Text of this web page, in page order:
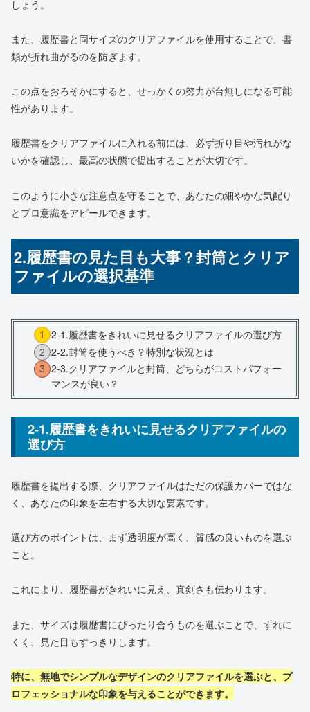
しょう。
また、履歴書と同サイズのクリアファイルを使用することで、書
類が折れ曲がるのを防ぎます。
この点をおろそかにすると、せっかくの努力が台無しになる可能
性があります。
履歴書をクリアファイルに入れる前には、必ず折り目や汚れがな
いかを確認し、最高の状態で提出することが大切です。
このように小さな注意点を守ることで、あなたの細やかな気配り
とプロ意識をアピールできます。
2.履歴書の見た目も大事？封筒とクリア
ファイルの選択基準
2-1.履歴書をきれいに見せるクリアファイルの選び方
2-2.封筒を使うべき？特別な状況とは
2-3.クリアファイルと封筒、どちらがコストパフォー
マンスが良い？
2-1.履歴書をきれいに見せるクリアファイルの
選び方
履歴書を提出する際、クリアファイルはただの保護カバーではな
く、あなたの印象を左右する大切な要素です。
選び方のポイントは、まず透明度が高く、質感の良いものを選ぶ
こと。
これにより、履歴書がきれいに見え、真剣さも伝わります。
また、サイズは履歴書にぴったり合うものを選ぶことで、ずれに
くく、見た目もすっきりします。
特に、無地でシンプルなデザインのクリアファイルを選ぶと、プ
ロフェッショナルな印象を与えることができます。